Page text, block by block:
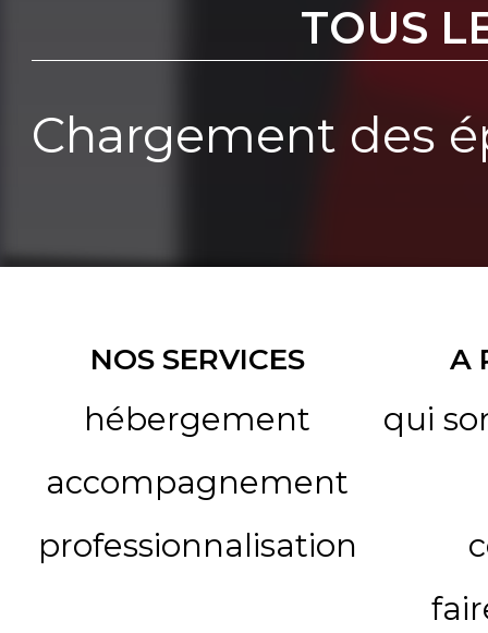
TOUS
Chargement des
NOS SERVICES
hébergement
accompagnement
professionnalisation
A
qui